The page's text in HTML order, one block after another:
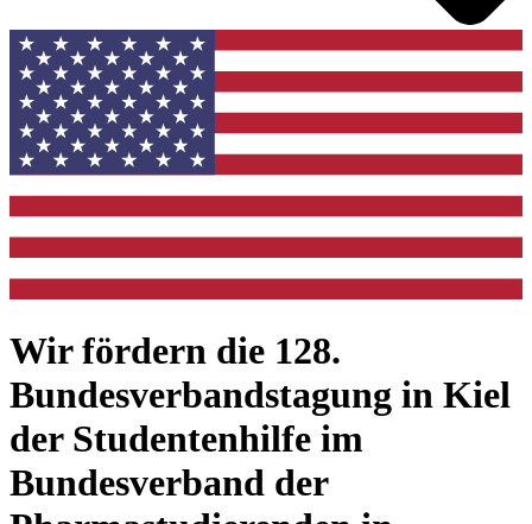
Wir fördern die 128.
Bundesverbandstagung in Kiel
der Studentenhilfe im
Bundesverband der